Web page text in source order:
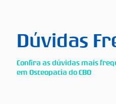
Dúvidas
Confira as dúvidas mais
em Osteopatia do CBO